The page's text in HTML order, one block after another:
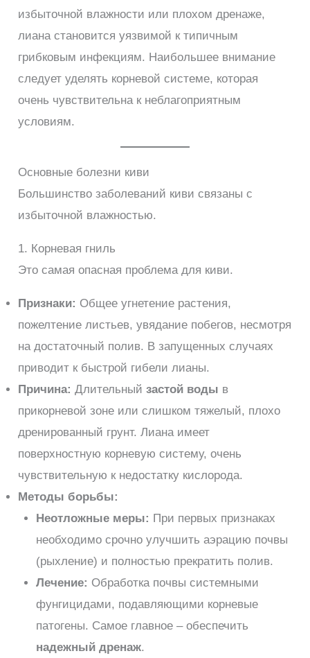
избыточной влажности или плохом дренаже,
лиана становится уязвимой к типичным
грибковым инфекциям. Наибольшее внимание
следует уделять корневой системе, которая
очень чувствительна к неблагоприятным
условиям.
Основные болезни киви
Большинство заболеваний киви связаны с
избыточной влажностью.
1. Корневая гниль
Это самая опасная проблема для киви.
Признаки: Общее угнетение растения,
пожелтение листьев, увядание побегов, несмотря
на достаточный полив. В запущенных случаях
приводит к быстрой гибели лианы.
Причина: Длительныйзастой воды в
прикорневой зоне или слишком тяжелый, плохо
дренированный грунт. Лиана имеет
поверхностную корневую систему, очень
чувствительную к недостатку кислорода.
Методы борьбы:
Неотложные меры: При первых признаках
необходимо срочно улучшить аэрацию почвы
(рыхление) и полностью прекратить полив.
Лечение: Обработка почвы системными
фунгицидами, подавляющими корневые
патогены. Самое главное – обеспечить
надежный дренаж.